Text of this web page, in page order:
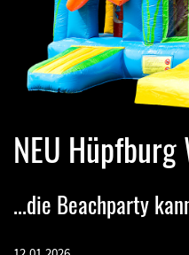
NEU
...die Beachparty